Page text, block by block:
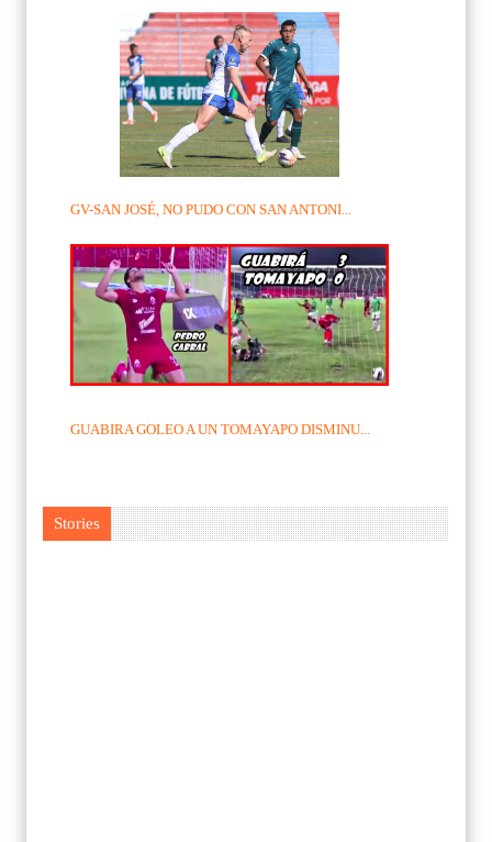
GV-SAN JOSÉ, NO PUDO CON SAN ANTONI...
GUABIRA GOLEO A UN TOMAYAPO DISMINU...
Stories